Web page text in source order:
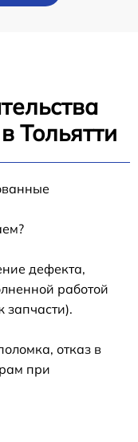
Тольятти
дефекта,
работой
отказ в
при